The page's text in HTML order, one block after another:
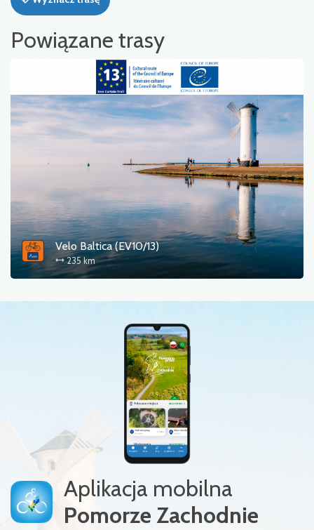
Powiązane trasy
Velo Baltica (EV10/13)
235 km
Aplikacja mobilna
Pomorze Zachodnie